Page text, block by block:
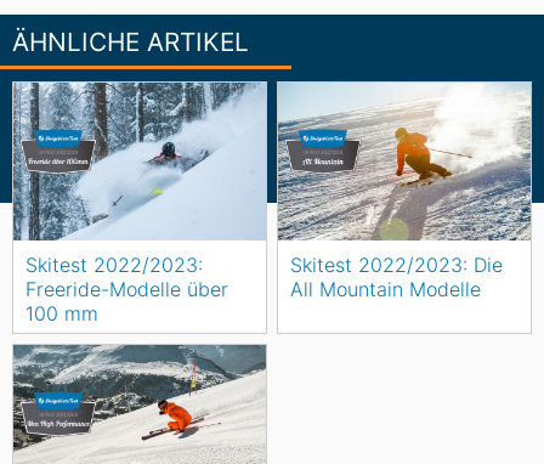
ÄHNLICHE ARTIKEL
Skitest 2022/2023:
Freeride-Modelle über
100 mm
Skitest 2022/2023: Die
All Mountain Modelle